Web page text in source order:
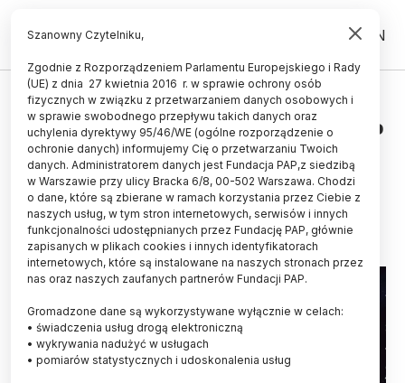
PL EN
ŻYCIE
Badania genu zwlekania. Dlaczego
roślina czeka, by zakiełkować?
LUDWIKA TOMALA
08.11.2017
aktualizacja: 10.11.2017
4 minuty czytania
Szanowny Czytelniku,
Zgodnie z Rozporządzeniem Parlamentu Europejskiego i Rady
(UE) z dnia 27 kwietnia 2016 r. w sprawie ochrony osób
fizycznych w związku z przetwarzaniem danych osobowych i
w sprawie swobodnego przepływu takich danych oraz
uchylenia dyrektywy 95/46/WE (ogólne rozporządzenie o
ochronie danych) informujemy Cię o przetwarzaniu Twoich
danych. Administratorem danych jest Fundacja PAP,z siedzibą
w Warszawie przy ulicy Bracka 6/8, 00-502 Warszawa. Chodzi
o dane, które są zbierane w ramach korzystania przez Ciebie z
naszych usług, w tym stron internetowych, serwisów i innych
funkcjonalności udostępnianych przez Fundację PAP, głównie
zapisanych w plikach cookies i innych identyfikatorach
internetowych, które są instalowane na naszych stronach przez
nas oraz naszych zaufanych partnerów Fundacji PAP.
Gromadzone dane są wykorzystywane wyłącznie w celach:
• świadczenia usług drogą elektroniczną
• wykrywania nadużyć w usługach
• pomiarów statystycznych i udoskonalenia usług